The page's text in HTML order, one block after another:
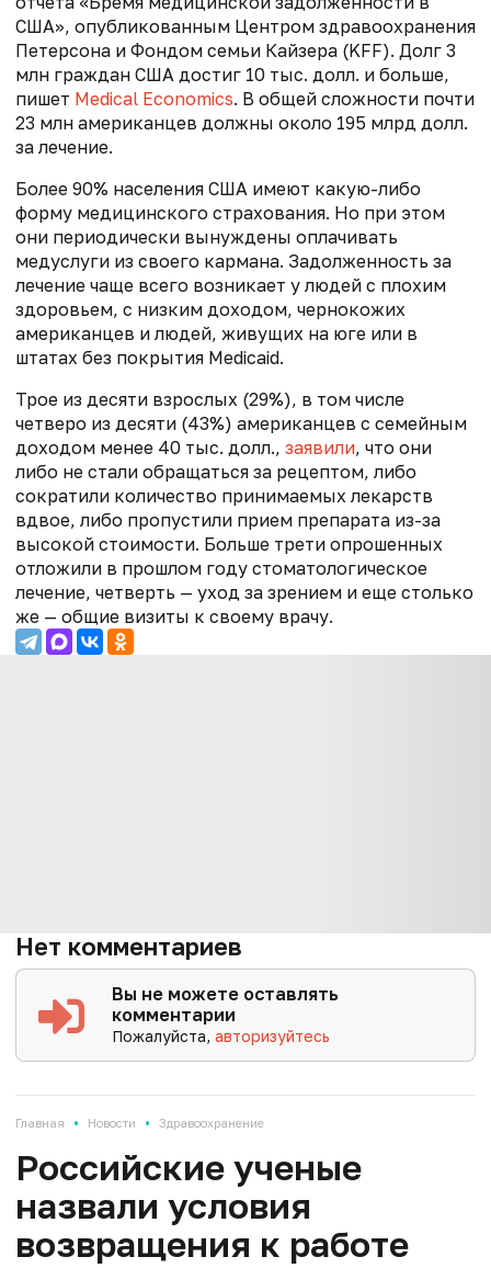
США», опубликованным Центром здравоохранения
Петерсона и Фондом семьи Кайзера (KFF). Долг 3
млн граждан США достиг 10 тыс. долл. и больше,
пишет Medical Economics. В общей сложности почти
23 млн американцев должны около 195 млрд долл.
за лечение.
Более 90% населения США имеют какую-либо
форму медицинского страхования. Но при этом
они периодически вынуждены оплачивать
медуслуги из своего кармана. Задолженность за
лечение чаще всего возникает у людей с плохим
здоровьем, с низким доходом, чернокожих
американцев и людей, живущих на юге или в
штатах без покрытия Medicaid.
Трое из десяти взрослых (29%), в том числе
четверо из десяти (43%) американцев с семейным
доходом менее 40 тыс. долл., заявили, что они
либо не стали обращаться за рецептом, либо
сократили количество принимаемых лекарств
вдвое, либо пропустили прием препарата из-за
высокой стоимости. Больше трети опрошенных
отложили в прошлом году стоматологическое
лечение, четверть — уход за зрением и еще столько
же — общие визиты к своему врачу.
Нет комментариев
Вы не можете оставлять
комментарии
Пожалуйста,авторизуйтесь
Главная • Новости • Здравоохранение
Российские ученые
назвали условия
возвращения к работе